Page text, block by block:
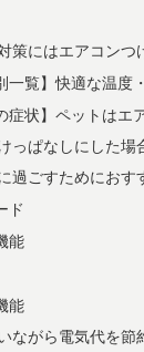
策にはエアコンつ
一覧】快適な温度
症状】ペットは
っぱなしにした場
過ごすためにおす
ド
能
能
ながら電気代を節